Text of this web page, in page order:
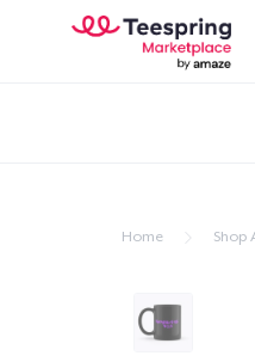
Home Shop